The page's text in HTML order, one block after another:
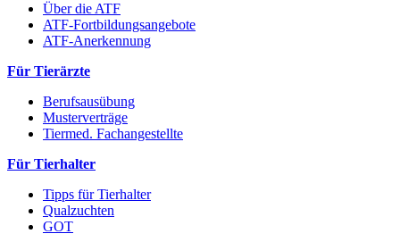
Über die ATF
ATF-Fortbildungsangebote
ATF-Anerkennung
Für Tierärzte
Berufsausübung
Musterverträge
Tiermed. Fachangestellte
Für Tierhalter
Tipps für Tierhalter
Qualzuchten
GOT